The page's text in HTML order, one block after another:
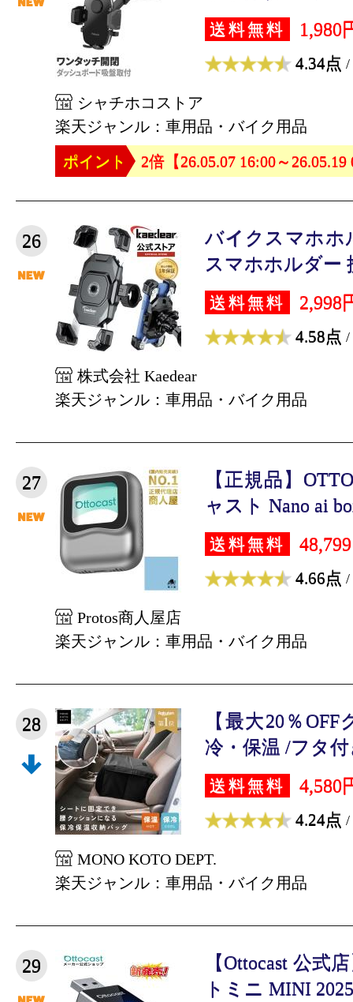
送料無料 1,980
4.34点 /
シャチホコストア
楽天ジャンル：車用品・バイク用品
ポイント
2倍【26.05.07 16:00～26.05.19
26
バイクスマホホ
スマホホルダー
送料無料 2,998
4.58点 /
株式会社 Kaedear
楽天ジャンル：車用品・バイク用品
27
【正規品】
ャスト Nano ai
送料無料
4.66点 /
Protos商人屋店
楽天ジャンル：車用品・バイク用品
28
【最大20％
冷・保温 /フタ
送料無料 4,580
4.24点 /
MONO KOTO DEPT.
楽天ジャンル：車用品・バイク用品
29
【Ottocast 公式
トミニ MINI